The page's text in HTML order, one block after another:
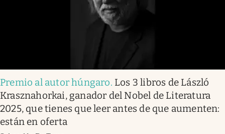
Premio al autor húngaro. Los 3 libros de László
Krasznahorkai, ganador del Nobel de Literatura
2025, que tienes que leer antes de que aumenten:
están en oferta